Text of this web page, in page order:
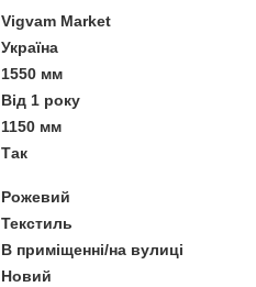
Vigvam Market
Україна
1550 мм
Від 1 року
1150 мм
Так
Рожевий
Текстиль
В приміщенні/на вулиці
Новий